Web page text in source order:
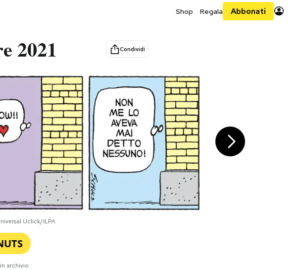
Shop Regala Abbonati
2021 Condividi
Uclick/ILPA
archivio